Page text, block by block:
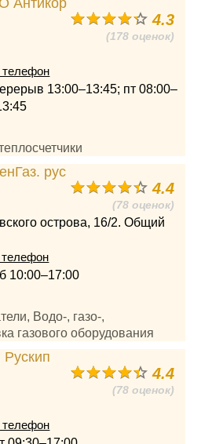
4.3
(178 оценок)
телефон
13:00–13:45; пт 08:00–
4.4
(78 оценок)
острова, 16/2. Общий
телефон
10:00–17:00
Водо-, газо-,
газового оборудования
4.4
(78 оценок)
телефон